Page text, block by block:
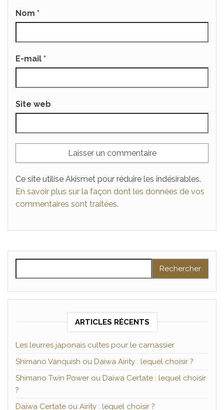
Nom *
E-mail *
Site web
Ce site utilise Akismet pour réduire les indésirables.
En savoir plus sur la façon dont les données de vos
commentaires sont traitées.
ARTICLES RÉCENTS
Les leurres japonais cultes pour le carnassier
Shimano Vanquish ou Daiwa Airity : lequel choisir ?
Shimano Twin Power ou Daiwa Certate : lequel choisir
?
Daiwa Certate ou Airity : lequel choisir ?